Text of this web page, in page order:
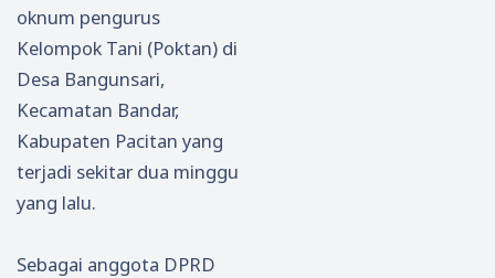
oknum pengurus
Kelompok Tani (Poktan) di
Desa Bangunsari,
Kecamatan Bandar,
Kabupaten Pacitan yang
terjadi sekitar dua minggu
yang lalu.
Sebagai anggota DPRD